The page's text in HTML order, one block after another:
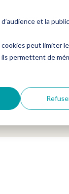
et la
peut limiter
permettent de
Me connecter Nous
Suivez-nous